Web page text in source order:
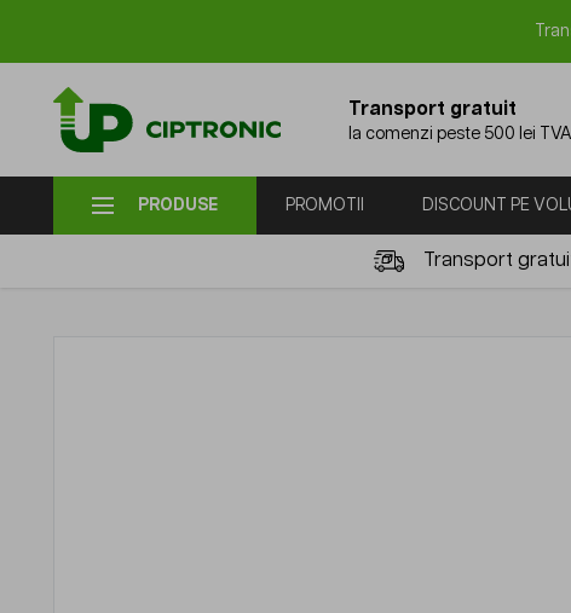
Transport gratuit
la comenzi peste 500 lei
PRODUSE PROMOTII DISCOUNT PE
Transport